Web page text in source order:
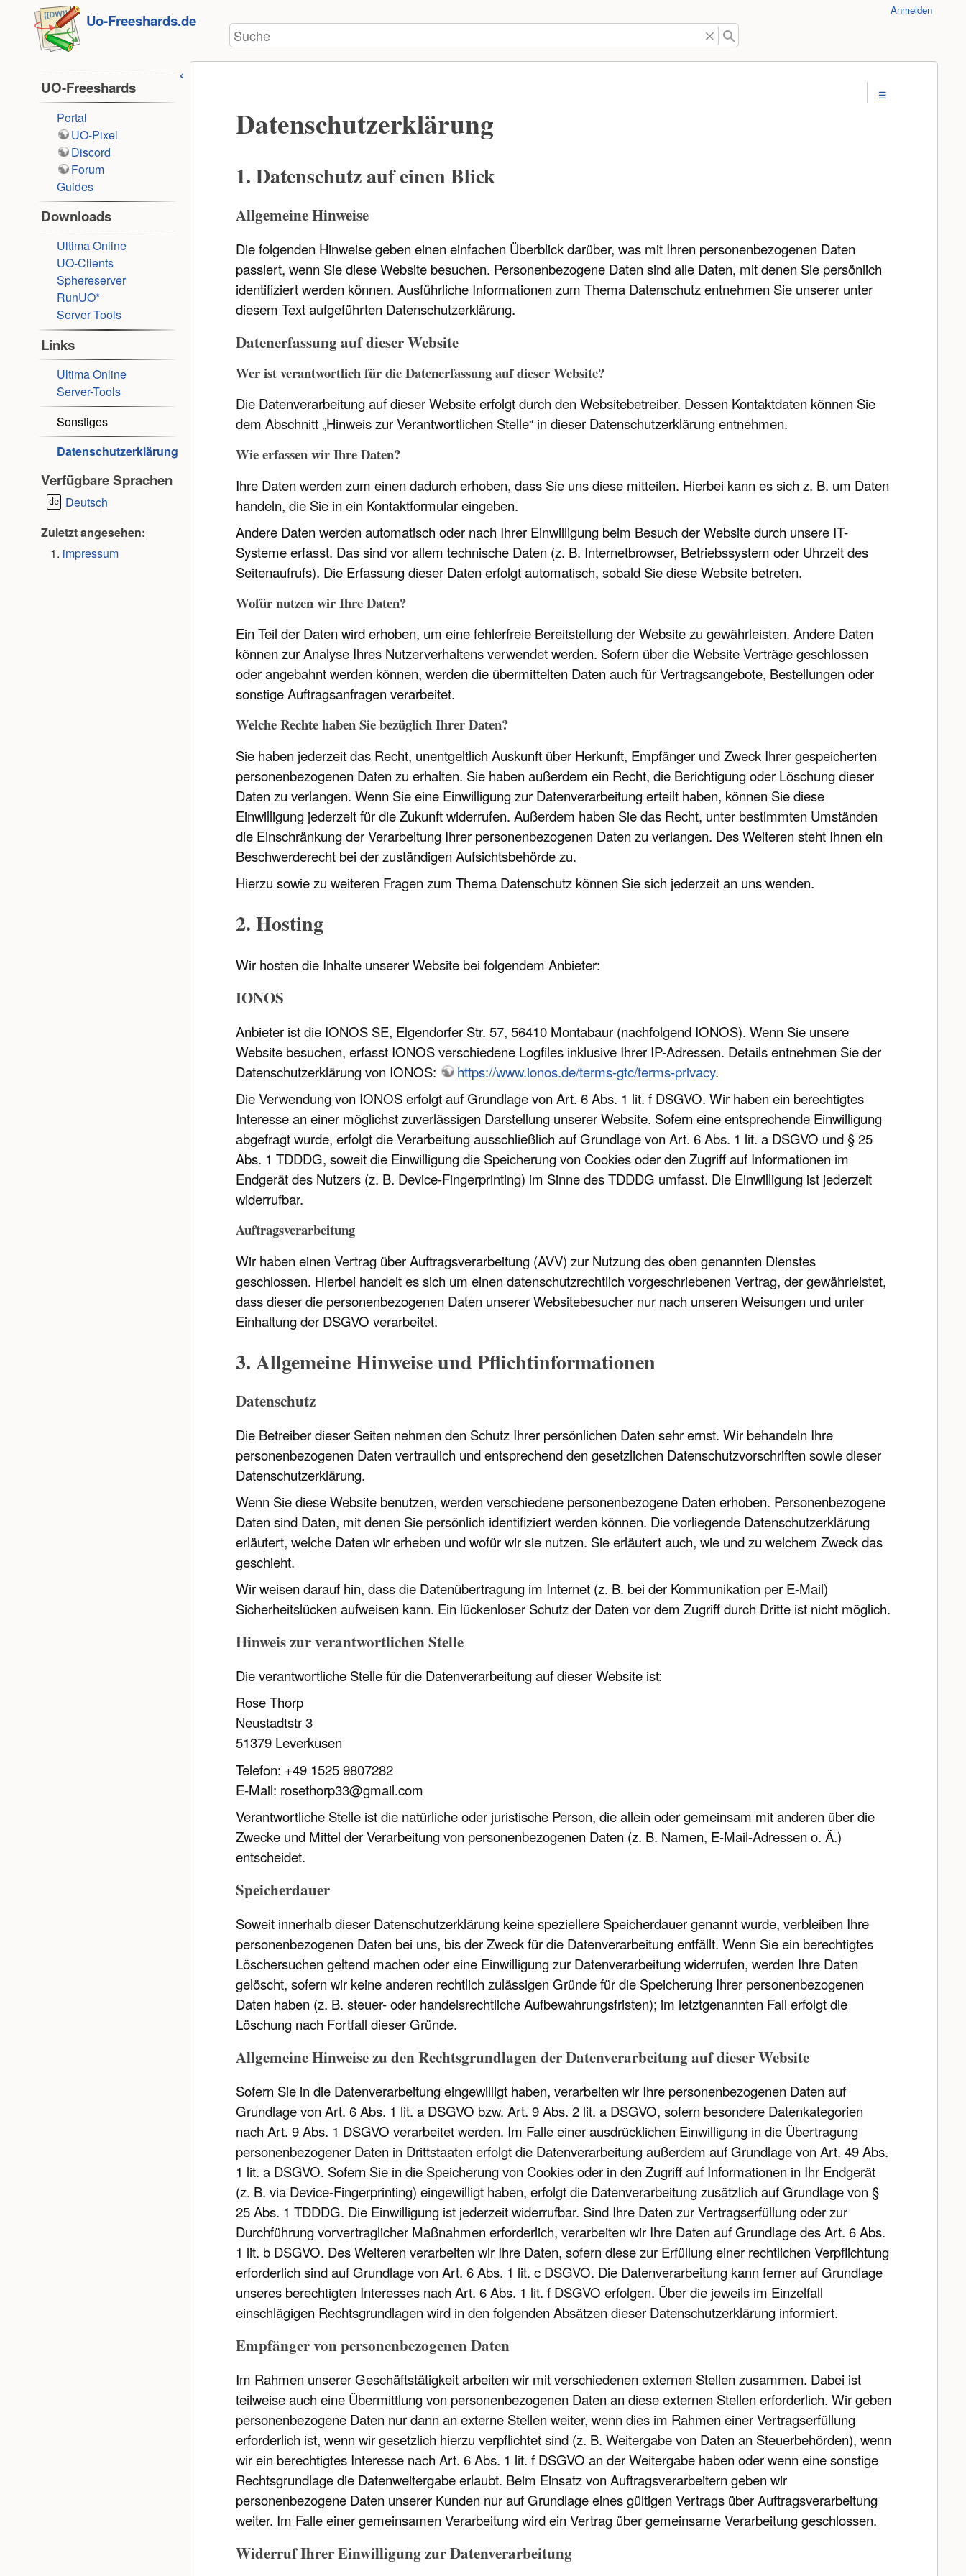
zum
Inhalt
Uo-Freeshards.de
Werkzeuge
Anmelden
Suche
UO-Freeshards
Portal
UO-Pixel
Discord
Forum
Guides
Downloads
Ultima Online
UO-Clients
Sphereserver
RunUO*
Server Tools
Links
Ultima Online
Server-Tools
Sonstiges
Datenschutz­erklärung
Verfügbare Sprachen
Deutsch
Zuletzt angesehen:
impressum
Datenschutz­erklärung
1. Datenschutz auf einen Blick
Allgemeine Hinweise
Die folgenden Hinweise geben einen einfachen Überblick darüber, was mit Ihren personenbezogenen Daten
passiert, wenn Sie diese Website besuchen. Personenbezogene Daten sind alle Daten, mit denen Sie persönlich
identifiziert werden können. Ausführliche Informationen zum Thema Datenschutz entnehmen Sie unserer unter
diesem Text aufgeführten Datenschutzerklärung.
Datenerfassung auf dieser Website
Wer ist verantwortlich für die Datenerfassung auf dieser Website?
Die Datenverarbeitung auf dieser Website erfolgt durch den Websitebetreiber. Dessen Kontaktdaten können Sie
dem Abschnitt „Hinweis zur Verantwortlichen Stelle“ in dieser Datenschutzerklärung entnehmen.
Wie erfassen wir Ihre Daten?
Ihre Daten werden zum einen dadurch erhoben, dass Sie uns diese mitteilen. Hierbei kann es sich z. B. um Daten
handeln, die Sie in ein Kontaktformular eingeben.
Andere Daten werden automatisch oder nach Ihrer Einwilligung beim Besuch der Website durch unsere IT-
Systeme erfasst. Das sind vor allem technische Daten (z. B. Internetbrowser, Betriebssystem oder Uhrzeit des
Seitenaufrufs). Die Erfassung dieser Daten erfolgt automatisch, sobald Sie diese Website betreten.
Wofür nutzen wir Ihre Daten?
Ein Teil der Daten wird erhoben, um eine fehlerfreie Bereitstellung der Website zu gewährleisten. Andere Daten
können zur Analyse Ihres Nutzerverhaltens verwendet werden. Sofern über die Website Verträge geschlossen
oder angebahnt werden können, werden die übermittelten Daten auch für Vertragsangebote, Bestellungen oder
sonstige Auftragsanfragen verarbeitet.
Welche Rechte haben Sie bezüglich Ihrer Daten?
Sie haben jederzeit das Recht, unentgeltlich Auskunft über Herkunft, Empfänger und Zweck Ihrer gespeicherten
personenbezogenen Daten zu erhalten. Sie haben außerdem ein Recht, die Berichtigung oder Löschung dieser
Daten zu verlangen. Wenn Sie eine Einwilligung zur Datenverarbeitung erteilt haben, können Sie diese
Einwilligung jederzeit für die Zukunft widerrufen. Außerdem haben Sie das Recht, unter bestimmten Umständen
die Einschränkung der Verarbeitung Ihrer personenbezogenen Daten zu verlangen. Des Weiteren steht Ihnen ein
Beschwerderecht bei der zuständigen Aufsichtsbehörde zu.
Hierzu sowie zu weiteren Fragen zum Thema Datenschutz können Sie sich jederzeit an uns wenden.
2. Hosting
Wir hosten die Inhalte unserer Website bei folgendem Anbieter:
IONOS
Anbieter ist die IONOS SE, Elgendorfer Str. 57, 56410 Montabaur (nachfolgend IONOS). Wenn Sie unsere
Website besuchen, erfasst IONOS verschiedene Logfiles inklusive Ihrer IP-Adressen. Details entnehmen Sie der
Datenschutzerklärung von IONOS:
https://www.ionos.de/terms-gtc/terms-privacy.
Die Verwendung von IONOS erfolgt auf Grundlage von Art. 6 Abs. 1 lit. f DSGVO. Wir haben ein berechtigtes
Interesse an einer möglichst zuverlässigen Darstellung unserer Website. Sofern eine entsprechende Einwilligung
abgefragt wurde, erfolgt die Verarbeitung ausschließlich auf Grundlage von Art. 6 Abs. 1 lit. a DSGVO und § 25
Abs. 1 TDDDG, soweit die Einwilligung die Speicherung von Cookies oder den Zugriff auf Informationen im
Endgerät des Nutzers (z. B. Device-Fingerprinting) im Sinne des TDDDG umfasst. Die Einwilligung ist jederzeit
widerrufbar.
Auftragsverarbeitung
Wir haben einen Vertrag über Auftragsverarbeitung (AVV) zur Nutzung des oben genannten Dienstes
geschlossen. Hierbei handelt es sich um einen datenschutzrechtlich vorgeschriebenen Vertrag, der gewährleistet,
dass dieser die personenbezogenen Daten unserer Websitebesucher nur nach unseren Weisungen und unter
Einhaltung der DSGVO verarbeitet.
3. Allgemeine Hinweise und Pflicht­informationen
Datenschutz
Die Betreiber dieser Seiten nehmen den Schutz Ihrer persönlichen Daten sehr ernst. Wir behandeln Ihre
personenbezogenen Daten vertraulich und entsprechend den gesetzlichen Datenschutzvorschriften sowie dieser
Datenschutzerklärung.
Wenn Sie diese Website benutzen, werden verschiedene personenbezogene Daten erhoben. Personenbezogene
Daten sind Daten, mit denen Sie persönlich identifiziert werden können. Die vorliegende Datenschutzerklärung
erläutert, welche Daten wir erheben und wofür wir sie nutzen. Sie erläutert auch, wie und zu welchem Zweck das
geschieht.
Wir weisen darauf hin, dass die Datenübertragung im Internet (z. B. bei der Kommunikation per E-Mail)
Sicherheitslücken aufweisen kann. Ein lückenloser Schutz der Daten vor dem Zugriff durch Dritte ist nicht möglich.
Hinweis zur verantwortlichen Stelle
Die verantwortliche Stelle für die Datenverarbeitung auf dieser Website ist:
Rose Thorp
Neustadtstr 3
51379 Leverkusen
Telefon: +49 1525 9807282
E-Mail: rosethorp33@gmail.com
Verantwortliche Stelle ist die natürliche oder juristische Person, die allein oder gemeinsam mit anderen über die
Zwecke und Mittel der Verarbeitung von personenbezogenen Daten (z. B. Namen, E-Mail-Adressen o. Ä.)
entscheidet.
Speicherdauer
Soweit innerhalb dieser Datenschutzerklärung keine speziellere Speicherdauer genannt wurde, verbleiben Ihre
personenbezogenen Daten bei uns, bis der Zweck für die Datenverarbeitung entfällt. Wenn Sie ein berechtigtes
Löschersuchen geltend machen oder eine Einwilligung zur Datenverarbeitung widerrufen, werden Ihre Daten
gelöscht, sofern wir keine anderen rechtlich zulässigen Gründe für die Speicherung Ihrer personenbezogenen
Daten haben (z. B. steuer- oder handelsrechtliche Aufbewahrungsfristen); im letztgenannten Fall erfolgt die
Löschung nach Fortfall dieser Gründe.
Allgemeine Hinweise zu den Rechtsgrundlagen der Datenverarbeitung auf dieser Website
Sofern Sie in die Datenverarbeitung eingewilligt haben, verarbeiten wir Ihre personenbezogenen Daten auf
Grundlage von Art. 6 Abs. 1 lit. a DSGVO bzw. Art. 9 Abs. 2 lit. a DSGVO, sofern besondere Datenkategorien
nach Art. 9 Abs. 1 DSGVO verarbeitet werden. Im Falle einer ausdrücklichen Einwilligung in die Übertragung
personenbezogener Daten in Drittstaaten erfolgt die Datenverarbeitung außerdem auf Grundlage von Art. 49 Abs.
1 lit. a DSGVO. Sofern Sie in die Speicherung von Cookies oder in den Zugriff auf Informationen in Ihr Endgerät
(z. B. via Device-Fingerprinting) eingewilligt haben, erfolgt die Datenverarbeitung zusätzlich auf Grundlage von §
25 Abs. 1 TDDDG. Die Einwilligung ist jederzeit widerrufbar. Sind Ihre Daten zur Vertragserfüllung oder zur
Durchführung vorvertraglicher Maßnahmen erforderlich, verarbeiten wir Ihre Daten auf Grundlage des Art. 6 Abs.
1 lit. b DSGVO. Des Weiteren verarbeiten wir Ihre Daten, sofern diese zur Erfüllung einer rechtlichen Verpflichtung
erforderlich sind auf Grundlage von Art. 6 Abs. 1 lit. c DSGVO. Die Datenverarbeitung kann ferner auf Grundlage
unseres berechtigten Interesses nach Art. 6 Abs. 1 lit. f DSGVO erfolgen. Über die jeweils im Einzelfall
einschlägigen Rechtsgrundlagen wird in den folgenden Absätzen dieser Datenschutzerklärung informiert.
Empfänger von personenbezogenen Daten
Im Rahmen unserer Geschäftstätigkeit arbeiten wir mit verschiedenen externen Stellen zusammen. Dabei ist
teilweise auch eine Übermittlung von personenbezogenen Daten an diese externen Stellen erforderlich. Wir geben
personenbezogene Daten nur dann an externe Stellen weiter, wenn dies im Rahmen einer Vertragserfüllung
erforderlich ist, wenn wir gesetzlich hierzu verpflichtet sind (z. B. Weitergabe von Daten an Steuerbehörden), wenn
wir ein berechtigtes Interesse nach Art. 6 Abs. 1 lit. f DSGVO an der Weitergabe haben oder wenn eine sonstige
Rechtsgrundlage die Datenweitergabe erlaubt. Beim Einsatz von Auftragsverarbeitern geben wir
personenbezogene Daten unserer Kunden nur auf Grundlage eines gültigen Vertrags über Auftragsverarbeitung
weiter. Im Falle einer gemeinsamen Verarbeitung wird ein Vertrag über gemeinsame Verarbeitung geschlossen.
Widerruf Ihrer Einwilligung zur Datenverarbeitung